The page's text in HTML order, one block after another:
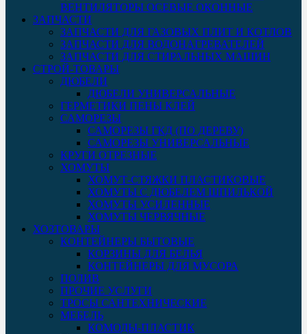
ВЕНТИЛЯТОРЫ ОСЕВЫЕ ОКОННЫЕ
ЗАПЧАСТИ
ЗАПЧАСТИ ДЛЯ ГАЗОВЫХ ПЛИТ И КОТЛОВ
ЗАПЧАСТИ ДЛЯ ВОДОНАГРЕВАТЕЛЕЙ
ЗАПЧАСТИ ДЛЯ СТИРАЛЬНЫХ МАШИН
СТРОЙ-ТОВАРЫ
ДЮБЕЛИ
ДЮБЕЛИ УНИВЕРСАЛЬНЫЕ
ГЕРМЕТИКИ ПЕНЫ КЛЕЙ
САМОРЕЗЫ
САМОРЕЗЫ ГКД (ПО ДЕРЕВУ)
САМОРЕЗЫ УНИВЕРСАЛЬНЫЕ
КРУГИ ОТРЕЗНЫЕ
ХОМУТЫ
ХОМУТ-СТЯЖКИ ПЛАСТИКОВЫЕ
ХОМУТЫ С ДЮБЕЛЕМ ШПИЛЬКОЙ
ХОМУТЫ УСИЛЕННЫЕ
ХОМУТЫ ЧЕРВЯЧНЫЕ
ХОЗТОВАРЫ
КОНТЕЙНЕРЫ БЫТОВЫЕ
КОРЗИНЫ ДЛЯ БЕЛЬЯ
КОНТЕЙНЕРЫ ДЛЯ МУСОРА
ПОЛИВ
ПРОЧИЕ УСЛУГИ
ТРОСЫ САНТЕХНИЧЕСКИЕ
МЕБЕЛЬ
КОМОДЫ-ПЛАСТИК